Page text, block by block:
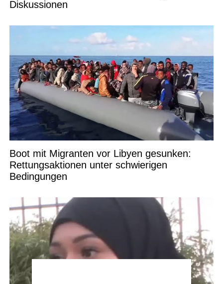
Diskussionen
Boot mit Migranten vor Libyen gesunken:
Rettungsaktionen unter schwierigen
Bedingungen